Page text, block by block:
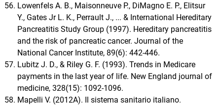
Lowenfels A. B., Maisonneuve P., DiMagno E. P., Elitsur
Y., Gates Jr L. K., Perrault J., ... & International Hereditary
Pancreatitis Study Group (1997). Hereditary pancreatitis
and the risk of pancreatic cancer. Journal of the
National Cancer Institute, 89(6): 442-446.
Lubitz J. D., & Riley G. F. (1993). Trends in Medicare
payments in the last year of life. New England journal of
medicine, 328(15): 1092-1096.
Mapelli V. (2012A). Il sistema sanitario italiano.